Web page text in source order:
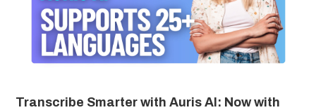
Transcribe Smarter with Auris AI: Now with